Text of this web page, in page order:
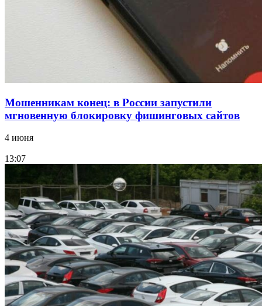
Мошенникам конец: в России запустили
мгновенную блокировку фишинговых сайтов
4 июня
13:07